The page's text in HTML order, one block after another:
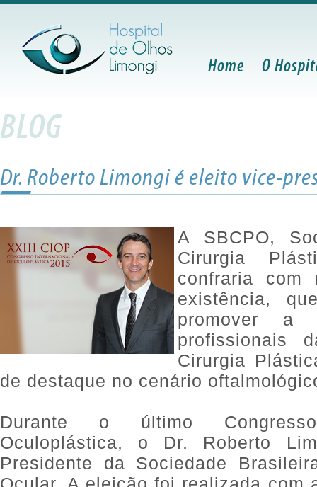
Home O
BLOG
Dr. Roberto Limongi é eleito vice-
A SBCPO,
Cirurgia
confraria
existência,
promover a
profissionais
Cirurgia
de destaque no cenário
Durante o último
Oculoplástica, o Dr. Roberto
Presidente da Sociedade